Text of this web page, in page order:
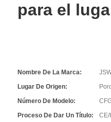
para el
Nombre De La Marca:
Lugar De Origen:
Número De Modelo:
Proceso De Dar Un Título:
CE/